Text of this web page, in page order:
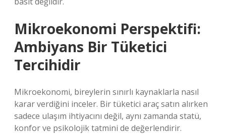
Mikroekonomi Perspektifi:
Ambiyans Bir Tüketici
Tercihidir
Mikroekonomi, bireylerin sınırlı kaynaklarla nasıl
karar verdiğini inceler. Bir tüketici araç satın alırken
sadece ulaşım ihtiyacını değil, aynı zamanda statü,
konfor ve psikolojik tatmini de değerlendirir.